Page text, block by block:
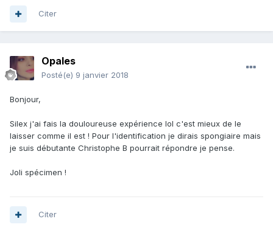
Citer
Opales
Posté(e) 9 janvier 2018
Bonjour,
Silex j'ai fais la douloureuse expérience lol c'est mieux de le
laisser comme il est ! Pour l'identification je dirais spongiaire mais
je suis débutante Christophe B pourrait répondre je pense.
Joli spécimen !
Citer